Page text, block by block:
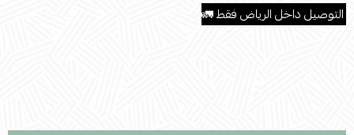
التوصيل داخل الرياض فقط 🚛